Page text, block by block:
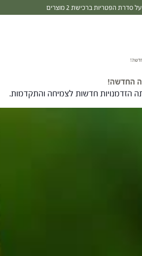
30% - הנחה על סדרת הפטריות ברכישת 3 מוצרים
החדשה!
הזדמנויות חדשות לצמיחה והתקדמות.